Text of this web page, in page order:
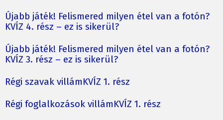
Újabb játék! Felismered milyen étel van a fotón?
KVÍZ 4. rész – ez is sikerül?
Újabb játék! Felismered milyen étel van a fotón?
KVÍZ 3. rész – ez is sikerül?
Régi szavak villámKVÍZ 1. rész
Régi foglalkozások villámKVÍZ 1. rész